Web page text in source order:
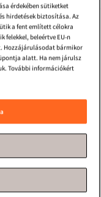
Dr Martens Narancs Bakancsok
És Papucsok
Dr Martens Fekete Térdig Érő Csizma
Dr Martens Bézs Cipő
érdekében sütiketket
hirdetések biztosítása. Az
a fent említett célokra
felekkel, beleértve EU-n
Hozzájárulásodat bármikor
alatt. Ha nem járulsz
További információkért